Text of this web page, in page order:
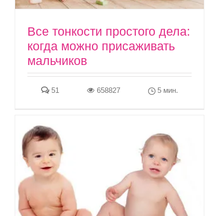
Все тонкости простого дела:
когда можно присаживать
мальчиков
51 658827 5 мин.